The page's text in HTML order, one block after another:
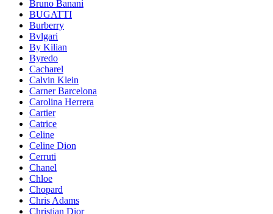
Bruno Banani
BUGATTI
Burberry
Bvlgari
By Kilian
Byredo
Cacharel
Calvin Klein
Carner Barcelona
Carolina Herrera
Cartier
Catrice
Celine
Celine Dion
Cerruti
Chanel
Chloe
Chopard
Chris Adams
Christian Dior